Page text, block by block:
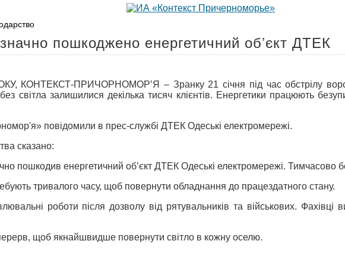
пошкоджено енергетичний обʼєкт ДТЕК
КОНТЕКСТ-ПРИЧОРНОМОР’Я – Зранку 21 січня під час обстрілу ворог
світла залишилися декілька тисяч клієнтів. Енергетики працюють
повідомили в прес-службі ДТЕК Одеські електромережі.
сказано:
пошкодив енергетичний обʼєкт ДТЕК Одеські електромережі. Тимчасово
тривалого часу, щоб повернути обладнання до працездатного стану.
роботи після дозволу від рятувальників та військових.
щоб якнайшвидше повернути світло в кожну оселю.